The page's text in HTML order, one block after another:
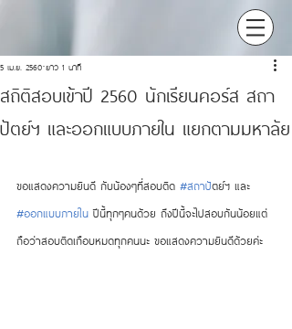
สถิติสอบเข้าปี 2560 นักเรียนคอร์ส สถา
ปัตย์ฯ และออกแบบภายใน แยกตามมหาลัย
5 เม.ย. 2560 ยาว 1 นาที
ขอแสดงความยินดี กับน้องๆที่สอบติด #สถาปัตย์ฯ และ
#ออกแบบภายใน ปีนี้ทุกๆคนด้วย ถึงปีนี้จะไปสอบกันน้อยแต่
ถือว่าสอบติดเกือบหมดทุกคนนะ ขอแสดงความยินดีด้วยค่ะ